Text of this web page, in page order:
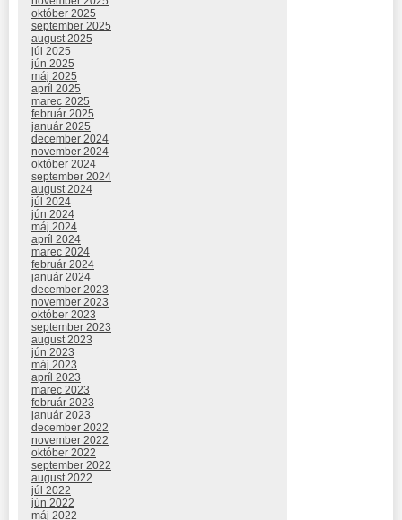
október 2025
september 2025
august 2025
júl 2025
jún 2025
máj 2025
apríl 2025
marec 2025
február 2025
január 2025
december 2024
november 2024
október 2024
september 2024
august 2024
júl 2024
jún 2024
máj 2024
apríl 2024
marec 2024
február 2024
január 2024
december 2023
november 2023
október 2023
september 2023
august 2023
jún 2023
máj 2023
apríl 2023
marec 2023
február 2023
január 2023
december 2022
november 2022
október 2022
september 2022
august 2022
júl 2022
jún 2022
máj 2022